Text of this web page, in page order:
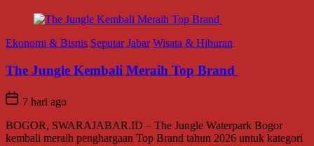
Ekonomi & Bisnis Seputar Jabar Wisata & Hiburan
The Jungle Kembali Meraih Top Brand
7 hari ago
BOGOR, SWARAJABAR.ID – The Jungle Waterpark Bogor
kembali meraih penghargaan Top Brand tahun 2026 untuk kategori